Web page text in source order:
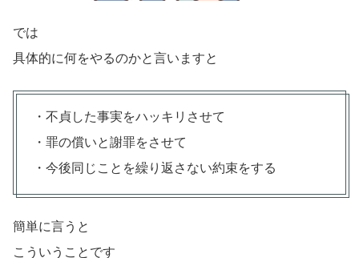
では
具体的に何をやるのかと言いますと
・不貞した事実をハッキリさせて
・罪の償いと謝罪をさせて
・今後同じことを繰り返さない約束をする
簡単に言うと
こういうことです